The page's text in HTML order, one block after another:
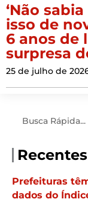
‘Não
isso de
6 anos de
surpresa
25 de julho de
Recentes
Prefeituras
dados do